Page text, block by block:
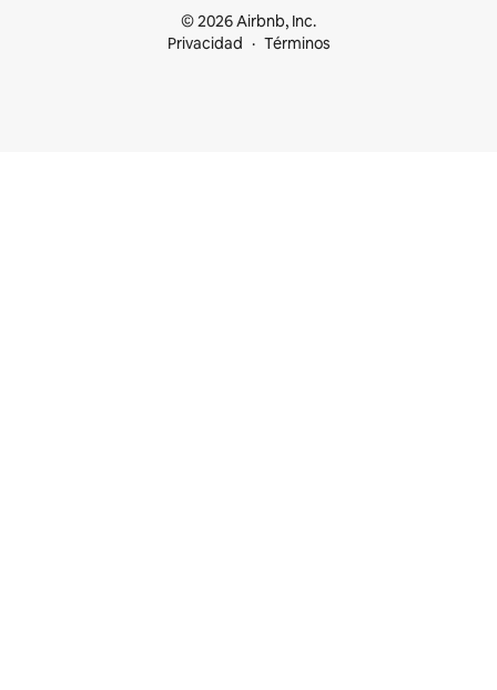
© 2026 Airbnb, Inc.
Privacidad
Términos